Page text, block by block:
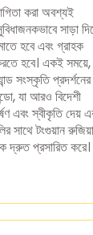
করা অবশ্যই
সাড়া
হবে এবং গ্রাহক
হবে। একই সময়ে,
সংস্কৃতি প্রদর্শনের
যা আরও বিদেশী
এবং স্বীকৃতি দেয়
সাথে টংগুয়ান
দ্রুত প্রসারিত করে।